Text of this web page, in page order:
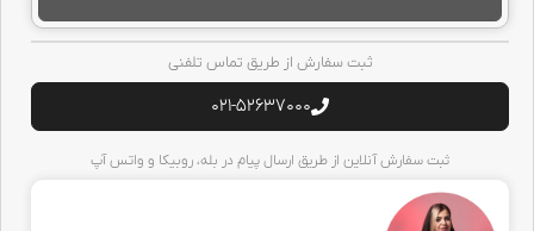
ثبت سفارش از طریق تماس تلفنی
021-52637000
ثبت سفارش آنلاین از طریق ارسال پیام در بله، روبیکا و واتس آپ